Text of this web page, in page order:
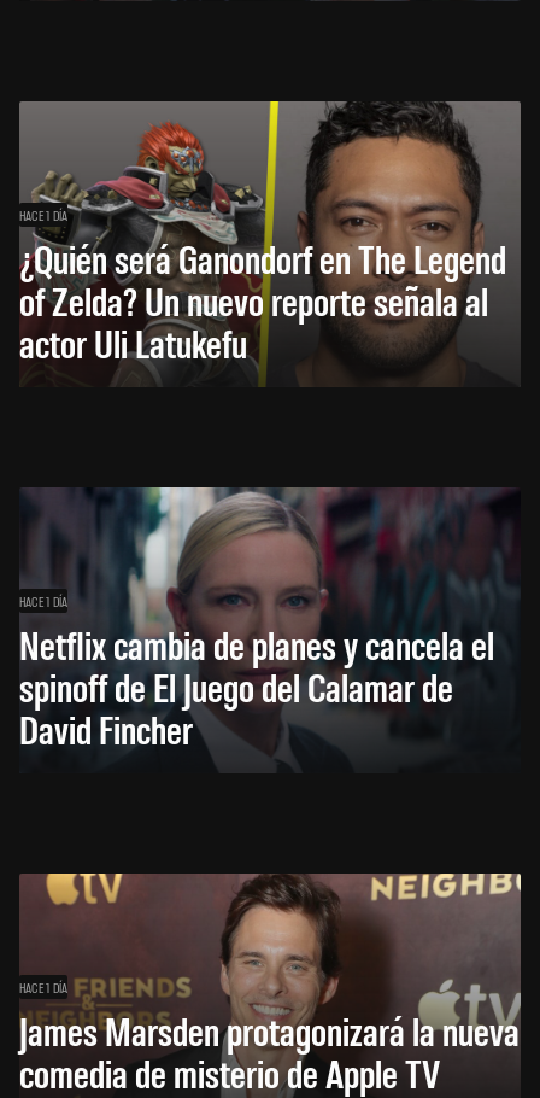
HACE 1 DÍA
¿Quién será Ganondorf en The Legend
of Zelda? Un nuevo reporte señala al
actor Uli Latukefu
HACE 1 DÍA
Netflix cambia de planes y cancela el
spinoff de El Juego del Calamar de
David Fincher
HACE 1 DÍA
James Marsden protagonizará la nueva
comedia de misterio de Apple TV